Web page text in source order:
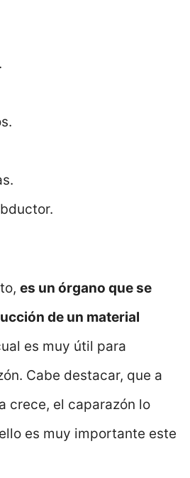
es un órgano que se
de un material
es muy útil para
Cabe destacar, que a
crece, el caparazón lo
es muy importante este